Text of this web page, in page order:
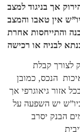
אך בניגוד למצב
אין טאבו והמצב
והתייחסות אחרת
לצורך קבלת
הנכס, כמובן
אזור גיאוגרפי אך
יש השפעה על
הבנק יסרב